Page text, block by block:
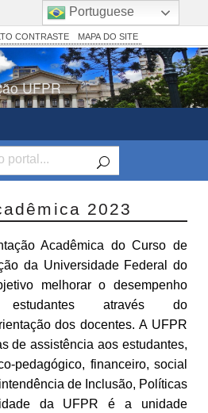
Simplifique!
Comunica BR
Participe
Acesso à informação
Canais
CONTRASTE MAPA DO SITE
UFPR
2023
Acadêmica do Curso de
da Universidade Federal do
melhorar o desempenho
através do
dos docentes. A UFPR
de assistência aos estudantes,
pedagógico, financeiro, social
de Inclusão, Políticas
da UFPR é a unidade
Portuguese